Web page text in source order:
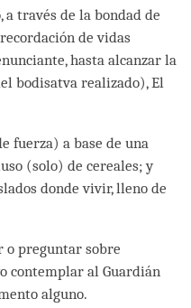
a través de la bondad de
de vidas
hasta alcanzar la
bodisatva realizado), El
fuerza) a base de una
(solo) de cereales; y
donde vivir, lleno de
o preguntar sobre
contemplar al Guardián
alguno.